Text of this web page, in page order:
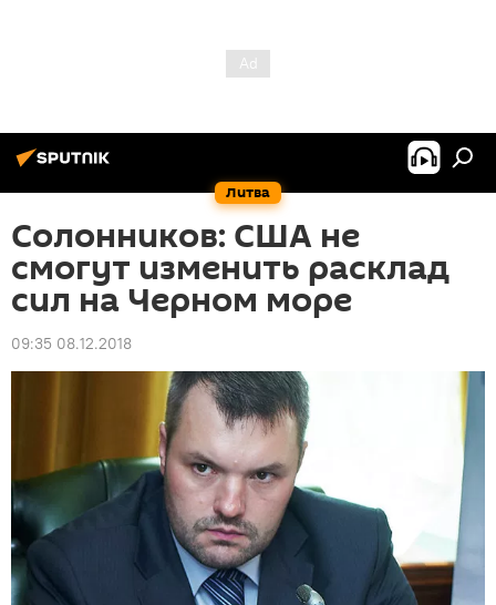
Литва
Солонников: США не
смогут изменить расклад
сил на Черном море
09:35 08.12.2018